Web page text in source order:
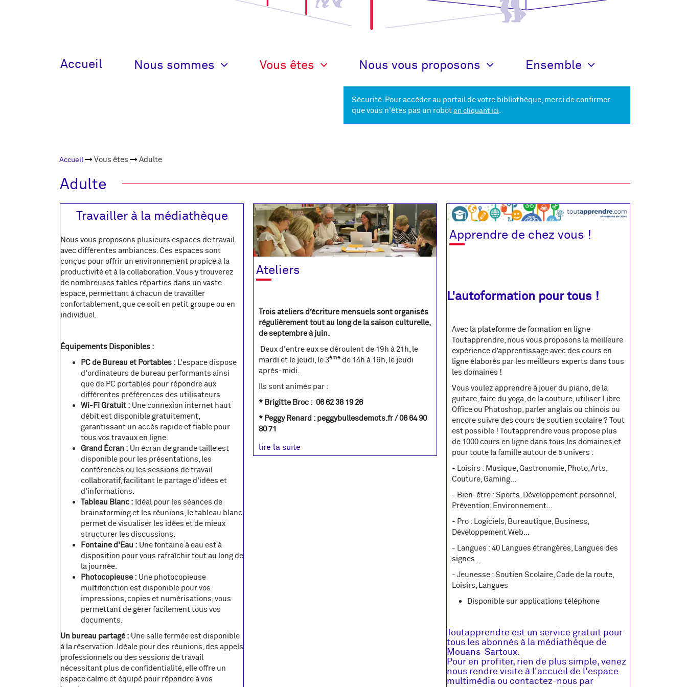
Menu
Accueil Nous sommes Vous êtes Nous vous proposons Ensemble
Recherche
Sécurité. Pour accéder au portail de votre bibliothèque, merci de confirmer
que vous n'êtes pas un roboten cliquant ici.
Fil de
navigation
Accueil Vous êtes Adulte
Adulte
Travailler à la médiathèque
Nous vous proposons plusieurs espaces de travail
avec différentes ambiances. Ces espaces sont
conçus pour offrir un environnement propice à la
productivité et à la collaboration. Vous y trouverez
de nombreuses tables réparties dans un vaste
espace, permettant à chacun de travailler
confortablement, que ce soit en petit groupe ou en
individuel.
Équipements Disponibles :
PC de Bureau et Portables : L'espace dispose
d'ordinateurs de bureau performants ainsi
que de PC portables pour répondre aux
différentes préférences des utilisateurs
Wi-Fi Gratuit : Une connexion internet haut
débit est disponible gratuitement,
garantissant un accès rapide et fiable pour
tous vos travaux en ligne.
Grand Écran : Un écran de grande taille est
disponible pour les présentations, les
conférences ou les sessions de travail
collaboratif, facilitant le partage d'idées et
d'informations.
Tableau Blanc : Idéal pour les séances de
brainstorming et les réunions, le tableau blanc
permet de visualiser les idées et de mieux
structurer les discussions.
Fontaine d'Eau : Une fontaine à eau est à
disposition pour vous rafraîchir tout au long de
la journée.
Photocopieuse : Une photocopieuse
multifonction est disponible pour vos
impressions, copies et numérisations, vous
permettant de gérer facilement tous vos
documents.
Un bureau partagé : Une salle fermée est disponible
à la réservation. Idéale pour des réunions, des appels
professionnels ou des sessions de travail
nécessitant plus de confidentialité, elle offre un
espace calme et équipé pour répondre à vos
Ateliers
Trois ateliers d’écriture mensuels sont organisés
régulièrement tout au long de la saison culturelle,
de septembre à juin.
Deux d'entre eux se déroulent de 19h à 21h, le
mardi et le jeudi, le 3ème de 14h à 16h, le jeudi
après-midi.
Ils sont animés par :
* Brigitte Broc : 06 62 38 19 26
* Peggy Renard : peggybullesdemots.fr / 06 64 90
80 71
lire la suite
Apprendre de chez vous !
L'autoformation pour tous !
Avec la plateforme de formation en ligne
Toutapprendre, nous vous proposons la meilleure
expérience d’apprentissage avec des cours en
ligne élaborés par les meilleurs experts dans tous
les domaines !
Vous voulez apprendre à jouer du piano, de la
guitare, faire du yoga, de la couture, utiliser Libre
Office ou Photoshop, parler anglais ou chinois ou
encore suivre des cours de soutien scolaire ? Tout
est possible ! Toutapprendre vous propose plus
de 1000 cours en ligne dans tous les domaines et
pour toute la famille autour de 5 univers :
- Loisirs : Musique, Gastronomie, Photo, Arts,
Couture, Gaming...
- Bien-être : Sports, Développement personnel,
Prévention, Environnement...
- Pro : Logiciels, Bureautique, Business,
Développement Web…
- Langues : 40 Langues étrangères, Langues des
signes...
- Jeunesse : Soutien Scolaire, Code de la route,
Loisirs, Langues
Disponible sur applications téléphone
Toutapprendre est un service gratuit pour
tous les abonnés à la médiathèque de
Mouans-Sartoux.
Pour en profiter, rien de plus simple, venez
nous rendre visite à l'accueil de l'espace
multimédia ou contactez-nous par